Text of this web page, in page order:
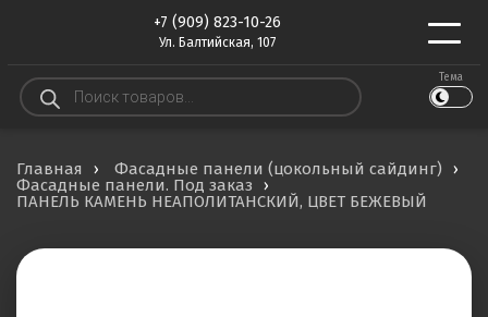
+7 (909) 823-10-26
Ул. Балтийская, 107
Поиск
товаров
Тема
Главная
Фасадные панели (цокольный сайдинг)
Фасадные панели. Под заказ
ПАНЕЛЬ КАМЕНЬ НЕАПОЛИТАНСКИЙ, ЦВЕТ БЕЖЕВЫЙ